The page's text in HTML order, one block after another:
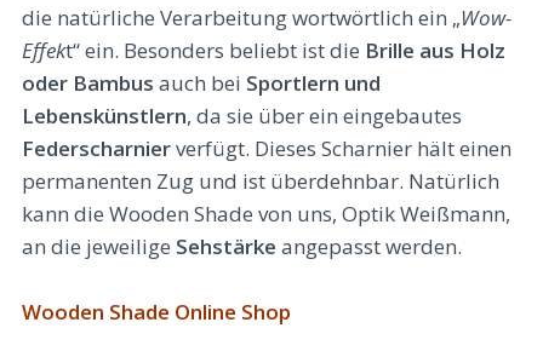
die natürliche Verarbeitung wortwörtlich ein „Wow-
Effekt“ ein. Besonders beliebt ist die Brille aus Holz
oder Bambus auch bei Sportlern und
Lebenskünstlern, da sie über ein eingebautes
Federscharnierverfügt. Dieses Scharnier hält einen
permanenten Zug und ist überdehnbar. Natürlich
kann die Wooden Shade von uns, Optik Weißmann,
an die jeweilige Sehstärke angepasst werden.
Wooden Shade Online Shop